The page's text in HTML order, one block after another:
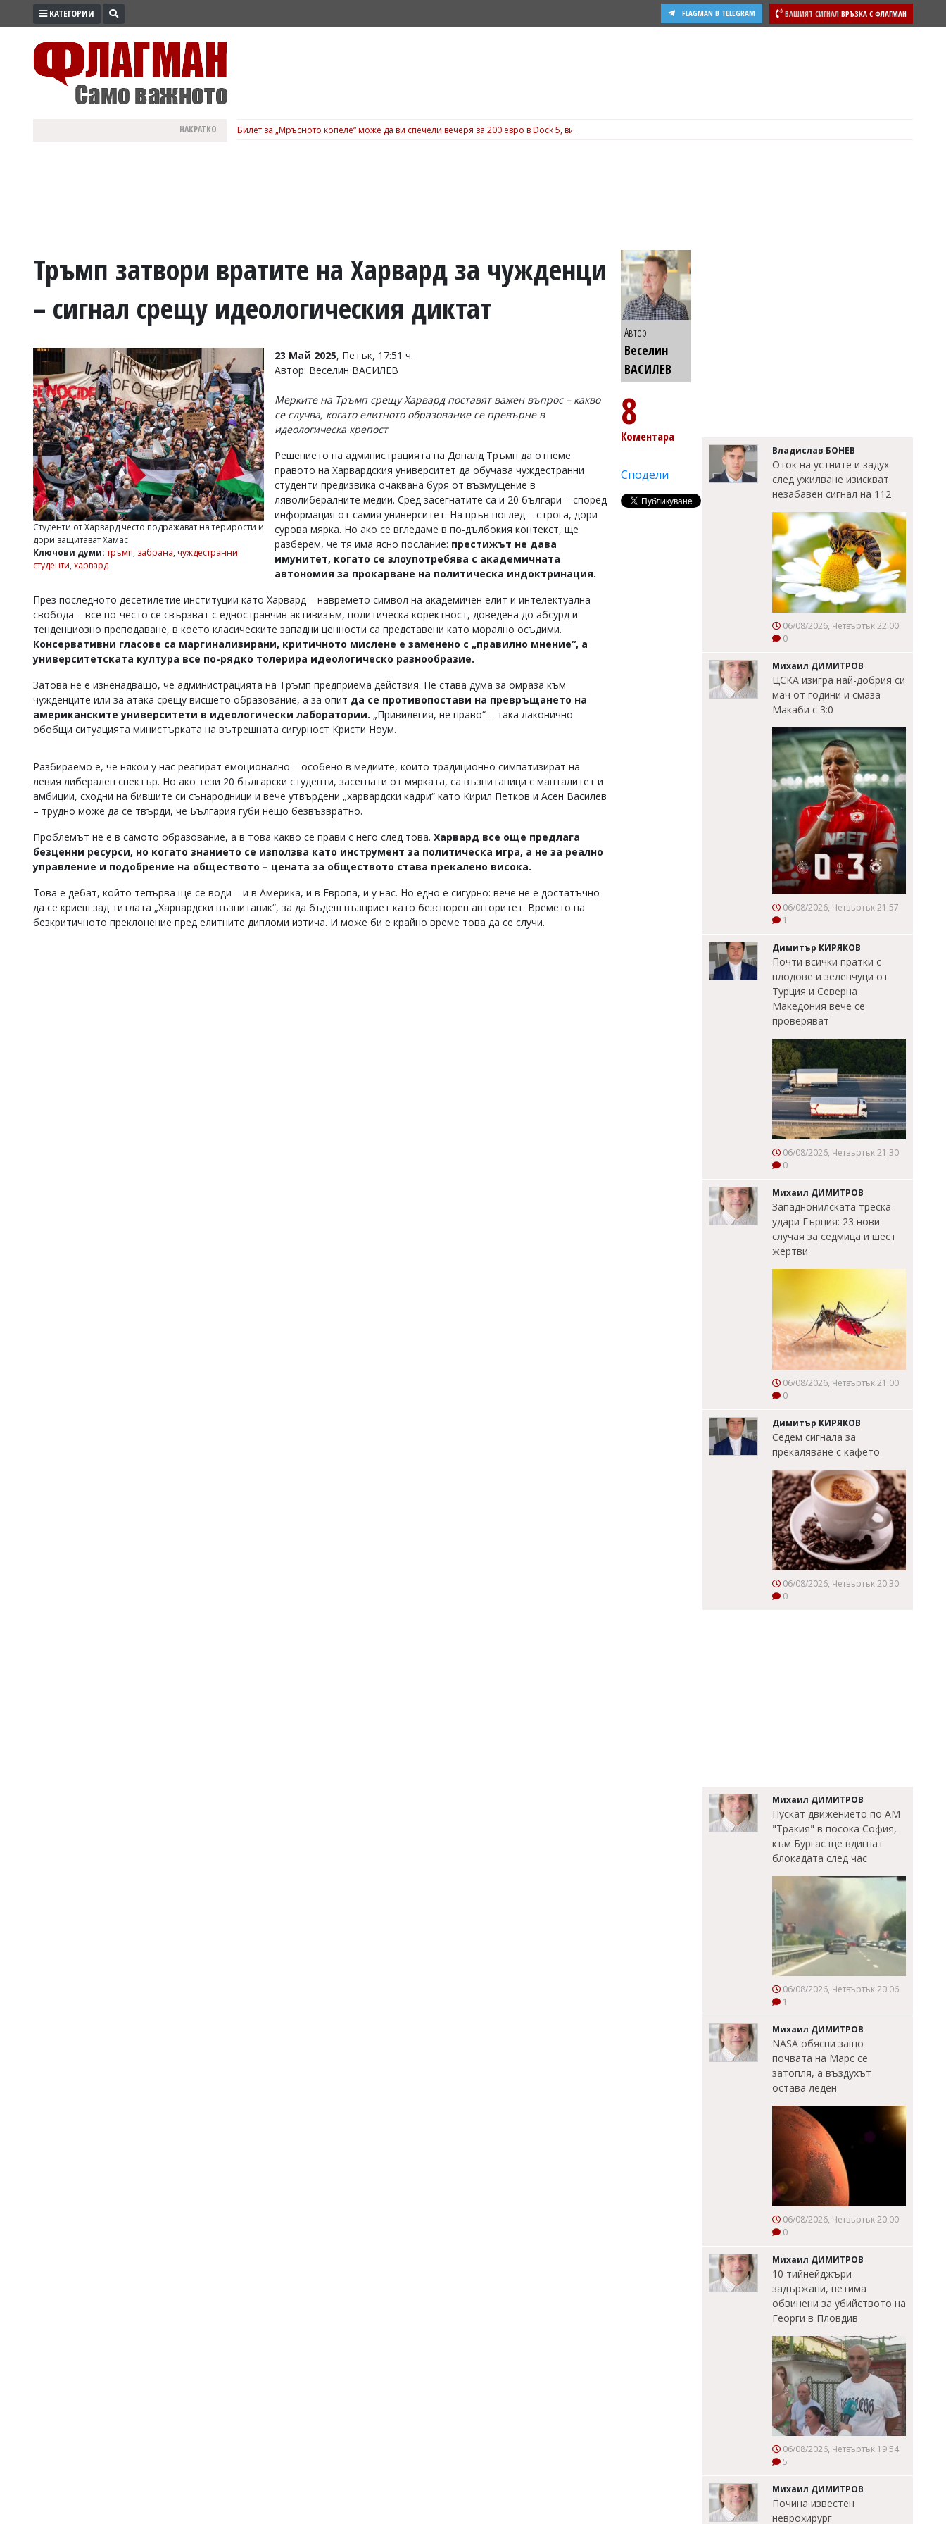
ПРОМО
ВОЙНАТА
РАЗСЛЕДВАНЕ
БИЗНЕС
Управители:
Веселин
Василев,
v.vasilev@flagman.bg
Касабова,
k.kassabova@flagman.bg
Главен
редактор:
office@flagman.bg
Коментарите
въвеждат
читателите
отговорност
откриете
обиден
коментар,
сигнализирайте
КАТЕГОРИИ ВАШИЯТ СИГНАЛ ВРЪЗКА С ФЛАГМАН
FLAGMAN В TELEGRAM
НАКРАТКО Билет за „Мръсното копеле“ може да ви спечели вечеря за 200 евро в Dock 5, вижте подробности
Тръмп затвори вратите на Харвард за чужденци
– сигнал срещу идеологическия диктат
Студенти от Харвард често подражават на терирости и
дори защитават Хамас
Ключови думи:тръмп, забрана, чуждестранни
студенти, харвард
23 Май 2025, Петък, 17:51 ч.
Автор: Веселин ВАСИЛЕВ
Мерките на Тръмп срещу Харвард поставят важен въпрос – какво
се случва, когато елитното образование се превърне в
идеологическа крепост
Решението на администрацията на Доналд Тръмп да отнеме
правото на Харвардския университет да обучава чуждестранни
студенти предизвика очаквана буря от възмущение в
ляволибералните медии. Сред засегнатите са и 20 българи – според
информация от самия университет. На пръв поглед – строга, дори
сурова мярка. Но ако се вгледаме в по-дълбокия контекст, ще
разберем, че тя има ясно послание: престижът не дава
имунитет, когато се злоупотребява с академичната
автономия за прокарване на политическа индоктринация.
През последното десетилетие институции като Харвард – навремето символ на академичен елит и интелектуална
свобода – все по-често се свързват с едностранчив активизъм, политическа коректност, доведена до абсурд и
тенденциозно преподаване, в което класическите западни ценности са представени като морално осъдими.
Консервативни гласове са маргинализирани, критичното мислене е заменено с „правилно мнение“, а
университетската култура все по-рядко толерира идеологическо разнообразие.
Затова не е изненадващо, че администрацията на Тръмп предприема действия. Не става дума за омраза към
чужденците или за атака срещу висшето образование, а за опит да се противопостави на превръщането на
американските университети в идеологически лаборатории. „Привилегия, не право“ – така лаконично
обобщи ситуацията министърката на вътрешната сигурност Кристи Ноум.
Разбираемо е, че някои у нас реагират емоционално – особено в медиите, които традиционно симпатизират на
левия либерален спектър. Но ако тези 20 български студенти, засегнати от мярката, са възпитаници с манталитет и
амбиции, сходни на бившите си сънародници и вече утвърдени „харвардски кадри“ като Кирил Петков и Асен Василев
– трудно може да се твърди, че България губи нещо безвъзвратно.
Проблемът не е в самото образование, а в това какво се прави с него след това. Харвард все още предлага
безценни ресурси, но когато знанието се използва като инструмент за политическа игра, а не за реално
управление и подобрение на обществото – цената за обществото става прекалено висока.
Това е дебат, който тепърва ще се води – и в Америка, и в Европа, и у нас. Но едно е сигурно: вече не е достатъчно
да се криеш зад титлата „Харвардски възпитаник“, за да бъдеш възприет като безспорен авторитет. Времето на
безкритичното преклонение пред елитните дипломи изтича. И може би е крайно време това да се случи.
Автор
Веселин
ВАСИЛЕВ
8
Коментара
Сподели
Владислав БОНЕВ
Оток на устните и задух
след ужилване изискват
незабавен сигнал на 112
06/08/2026, Четвъртък 22:00
0
Михаил ДИМИТРОВ
ЦСКА изигра най-добрия си
мач от години и смаза
Макаби с 3:0
06/08/2026, Четвъртък 21:57
1
Димитър КИРЯКОВ
Почти всички пратки с
плодове и зеленчуци от
Турция и Северна
Македония вече се
проверяват
06/08/2026, Четвъртък 21:30
0
Михаил ДИМИТРОВ
Западнонилската треска
удари Гърция: 23 нови
случая за седмица и шест
жертви
06/08/2026, Четвъртък 21:00
0
Димитър КИРЯКОВ
Седем сигнала за
прекаляване с кафето
06/08/2026, Четвъртък 20:30
0
Михаил ДИМИТРОВ
Пускат движението по АМ
"Тракия" в посока София,
към Бургас ще вдигнат
блокадата след час
06/08/2026, Четвъртък 20:06
1
Михаил ДИМИТРОВ
NASA обясни защо
почвата на Марс се
затопля, а въздухът
остава леден
06/08/2026, Четвъртък 20:00
0
Михаил ДИМИТРОВ
10 тийнейджъри
задържани, петима
обвинени за убийството на
Георги в Пловдив
06/08/2026, Четвъртък 19:54
5
Михаил ДИМИТРОВ
Почина известен
неврохирург